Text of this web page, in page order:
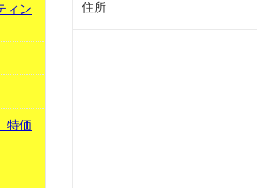
ィン
特価
住所